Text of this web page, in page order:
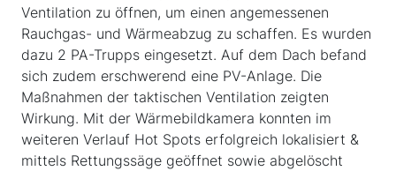
Ventilation zu öffnen, um einen angemessenen
Rauchgas- und Wärmeabzug zu schaffen. Es wurden
dazu 2 PA-Trupps eingesetzt. Auf dem Dach befand
sich zudem erschwerend eine PV-Anlage. Die
Maßnahmen der taktischen Ventilation zeigten
Wirkung. Mit der Wärmebildkamera konnten im
weiteren Verlauf Hot Spots erfolgreich lokalisiert &
mittels Rettungssäge geöffnet sowie abgelöscht